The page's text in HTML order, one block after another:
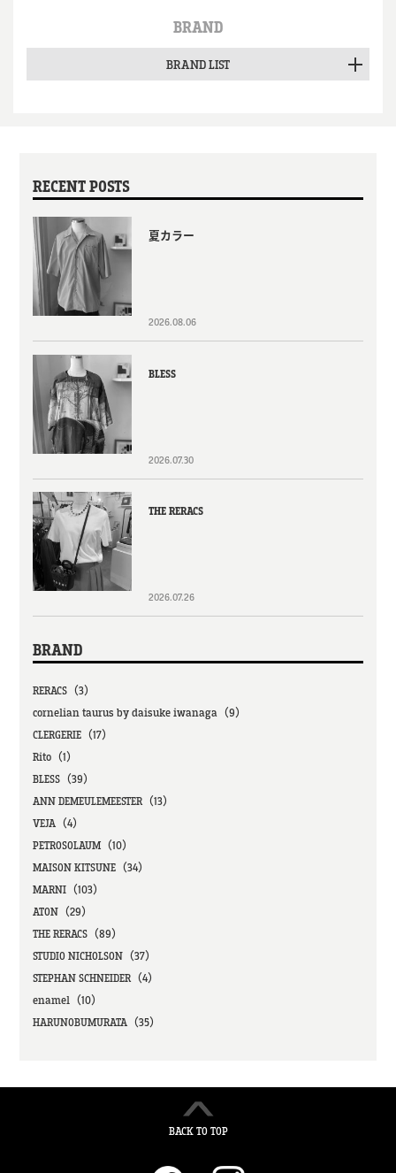
BRAND
BRAND LIST
RECENT POSTS
夏カラー
2026.08.06
BLESS
2026.07.30
THE RERACS
2026.07.26
BRAND
RERACS（3）
cornelian taurus by daisuke iwanaga（9）
CLERGERIE（17）
Rito（1）
BLESS（39）
ANN DEMEULEMEESTER（13）
VEJA（4）
PETROSOLAUM（10）
MAISON KITSUNE（34）
MARNI（103）
ATON（29）
THE RERACS（89）
STUDIO NICHOLSON（37）
STEPHAN SCHNEIDER（4）
enamel（10）
HARUNOBUMURATA（35）
BACK TO TOP